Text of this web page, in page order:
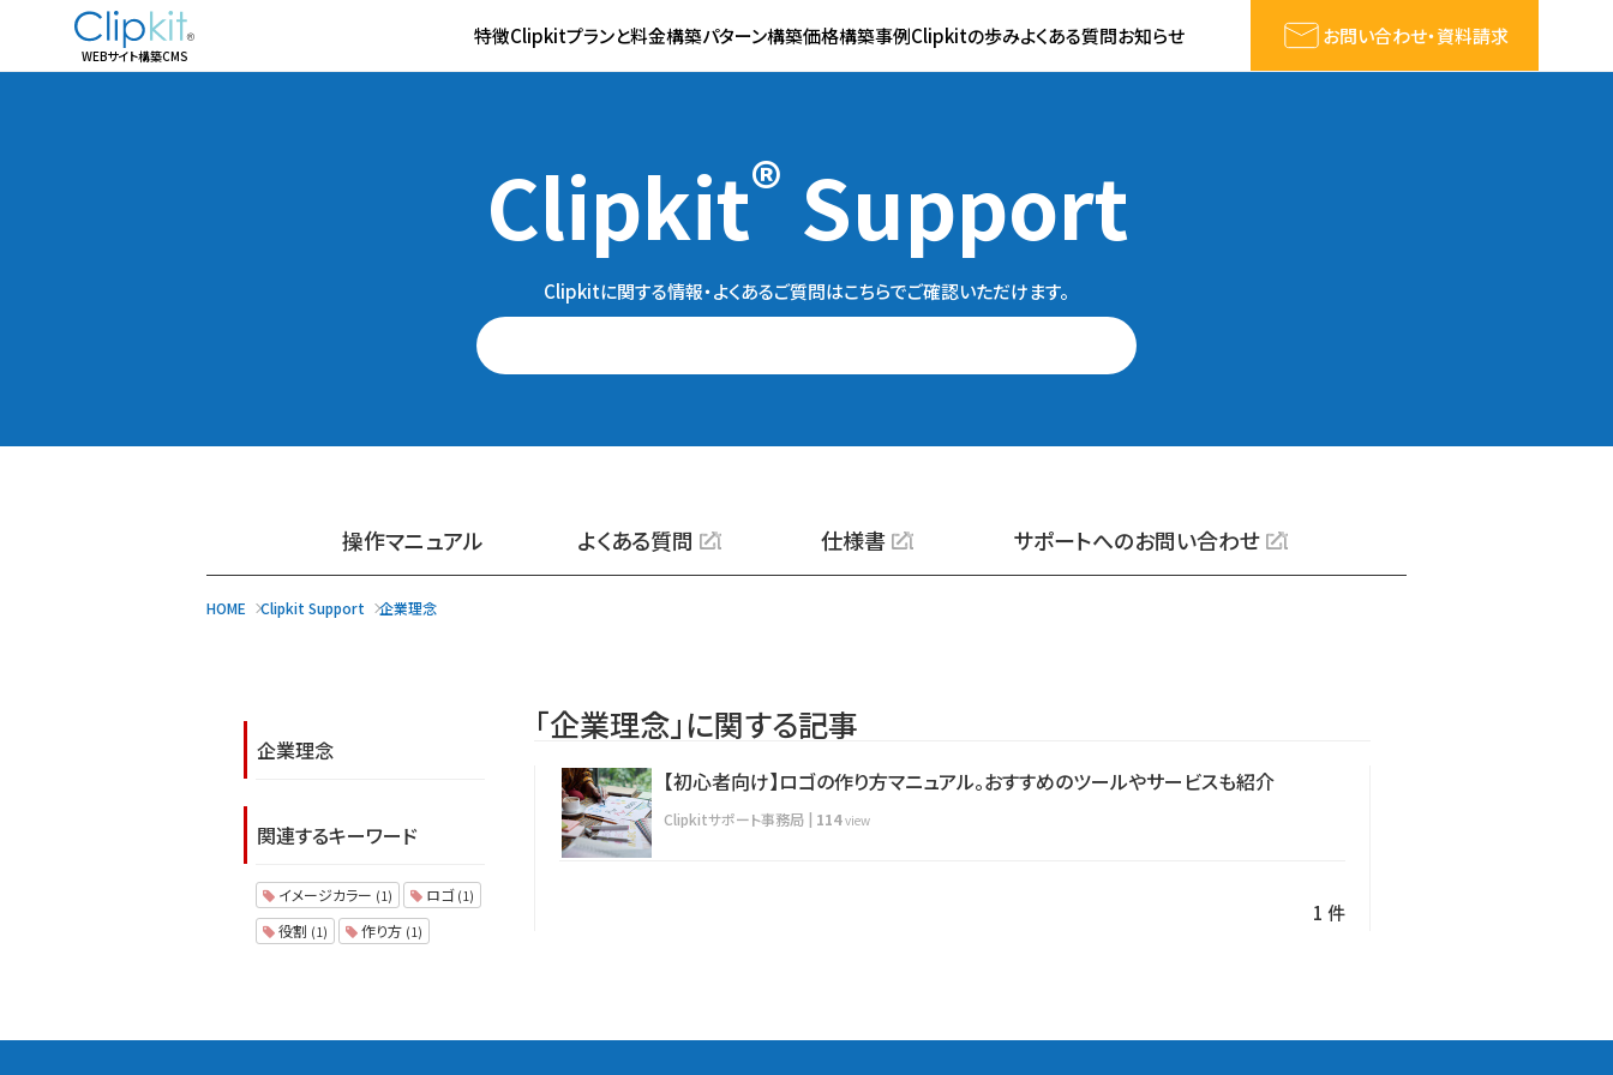
WEBサイト構築CMS
特徴Clipkitプランと料金構築パターン構築価格構築事例Clipkitの歩みよくある質問お知らせ お問い合わせ・資料請求
Clipkit® Support
Clipkitに関する情報・よくあるご質問はこちらでご確認いただけます。
操作マニュアル よくある質問 仕様書 サポートへのお問い合わせ
HOME Clipkit Support 企業理念
企業理念
関連するキーワード
イメージカラー (1) ロゴ (1)
役割 (1) 作り方 (1)
「企業理念」に関する記事
【初心者向け】ロゴの作り方マニュアル。おすすめのツールやサービスも紹介
Clipkitサポート事務局| 114view
1 件